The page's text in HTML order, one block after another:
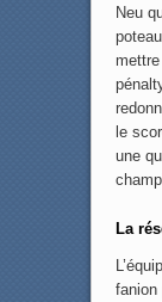
Neu
le
une
La
fanion